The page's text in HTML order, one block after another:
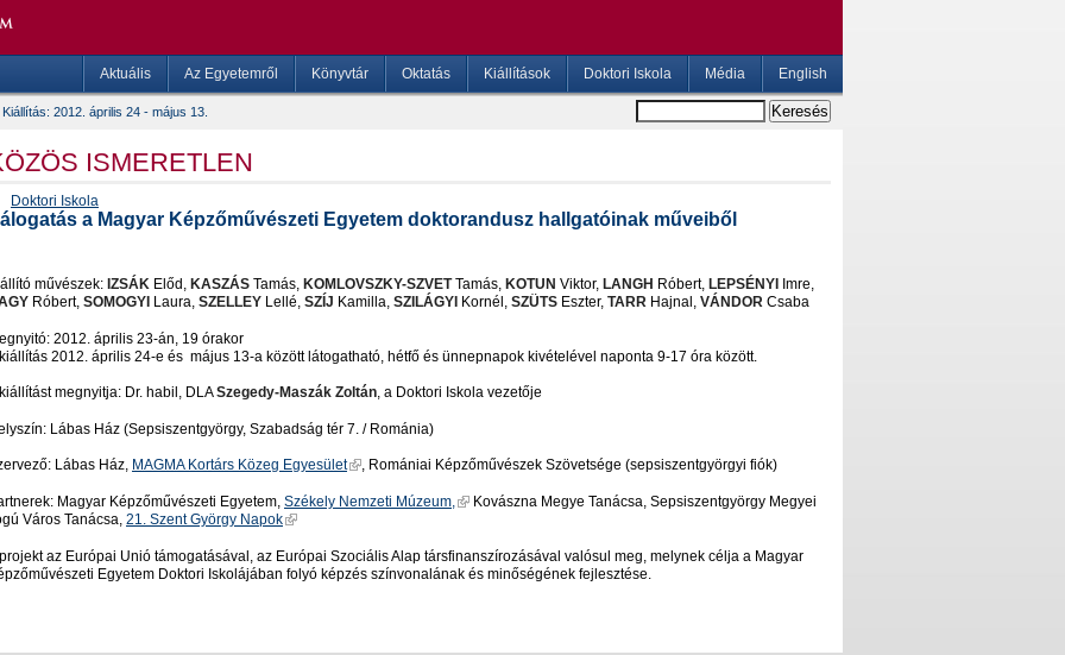
Aktuális Az Egyetemről Könyvtár Oktatás Kiállítások Doktori Iskola Média English
Kiállítás: 2012. április 24 - május 13.
ISMERETLEN
Doktori Iskola
a Magyar Képzőművészeti Egyetem doktorandusz hallgatóinak műveiből
művészek: IZSÁK Előd, KASZÁS Tamás, KOMLOVSZKY-SZVETTamás, KOTUN Viktor, LANGH Róbert, LEPSÉNYI Imre,
Róbert, SOMOGYI Laura, SZELLEY Lellé, SZÍJ Kamilla, SZILÁGYI Kornél, SZÜTS Eszter, TARR Hajnal, VÁNDOR Csaba
2012. április 23-án, 19 órakor
2012. április 24-e és május 13-a között látogatható, hétfő és ünnepnapok kivételével naponta 9-17 óra között.
megnyitja: Dr. habil, DLASzegedy-Maszák Zoltán, a Doktori Iskola vezetője
Lábas Ház (Sepsiszentgyörgy, Szabadság tér 7. / Románia)
Lábas Ház, MAGMA Kortárs Közeg Egyesület , Romániai Képzőművészek Szövetsége (sepsiszentgyörgyi fiók)
Magyar Képzőművészeti Egyetem, Székely Nemzeti Múzeum,
Kovászna Megye Tanácsa, Sepsiszentgyörgy Megyei
Város Tanácsa, 21. Szent György Napok
az Európai Unió támogatásával, az Európai Szociális Alap társfinanszírozásával valósul meg, melynek célja a Magyar
Egyetem Doktori Iskolájában folyó képzés színvonalának és minőségének fejlesztése.